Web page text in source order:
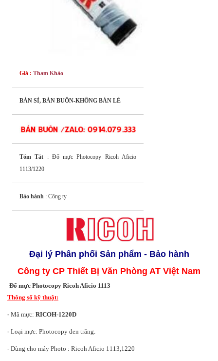
Giá : Tham Khảo
BÁN SỈ, BÁN BUÔN-KHÔNG BÁN LẺ
Tóm Tắt : Đổ mực Photocopy Ricoh Aficio
1113/1220
Bảo hành : Công ty
Đại lý Phân phối Sản phẩm - Bảo hành
Công ty CP Thiết Bị Văn Phòng AT Việt Nam
Đổ mực Photocopy Ricoh Aficio 1113
Thông số kỹ thuật:
- Mã mực: RICOH-1220D
- Loại mực: Photocopy đen trắng.
- Dùng cho máy Photo : Ricoh Aficio 1113,1220